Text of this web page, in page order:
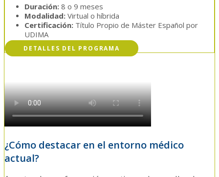
Duración: 8 o 9 meses
Modalidad: Virtual o híbrida
Certificación: Título Propio de Máster Español por
UDIMA
DETALLES DEL PROGRAMA
¿Cómo destacar en el entorno médico
actual?